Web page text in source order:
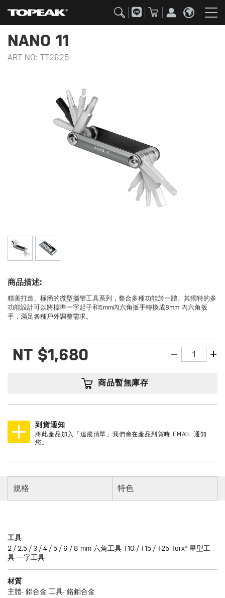
NANO 11
ART NO: TT2625
商品描述:
精美打造、極簡的微型攜帶工具系列，整合多種功能於一體。其獨特的多
功能設計可以將標準一字起子和5mm內六角扳手轉換成8mm 內六角扳
手，滿足各種戶外調整需求。
NT $1,680
商品暫無庫存
到貨通知
將此產品加入「追蹤清單」我們會在產品到貨時 EMAIL 通知
您。
規格 特色
工具
2 / 2.5 / 3 / 4 / 5 / 6 / 8 mm 六角工具 T10 / T15 / T25 Torx® 星型工
具 一字工具
材質
主體- 鋁合金 工具- 鉻鉬合金